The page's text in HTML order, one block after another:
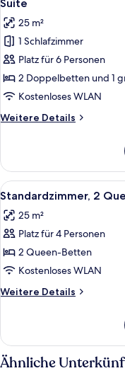
Fotos
für
Suite
anzeigen
Suite
25 m²
1 Schlafzimmer
Platz für 6 Personen
2 Doppelbetten und 1
Kostenloses WLAN
Weitere Details
Weitere
Alle
Fotos
für
Standardzimmer,
2 Queen-
Betten
anzeigen
3
Standardzimmer, 2
25 m²
Platz für 4 Personen
2 Queen-Betten
Kostenloses WLAN
Weitere Details
Weitere
2 Queen-
Betten
Ähnliche